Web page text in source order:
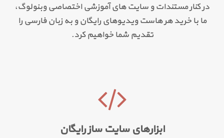
در کنار مستندات و سایت های آموزشی اختصاصی وبنولوگ،
ما با خرید هر هاست ویدیوهای رایگان و به زبان فارسی را
تقدیم شما خواهیم کرد.
ابزارهای سایت ساز رایگان